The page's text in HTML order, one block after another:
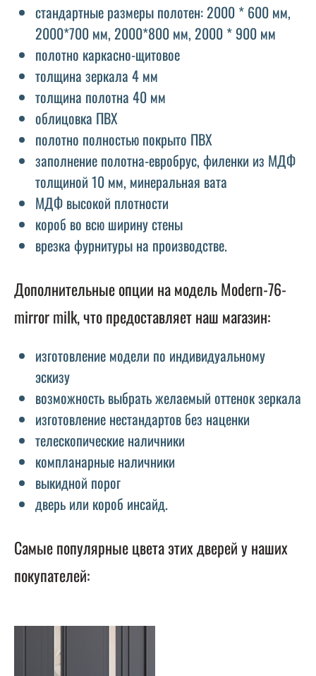
стандартные размеры полотен: 2000 * 600 мм,
2000*700 мм, 2000*800 мм, 2000 * 900 мм
полотно каркасно-щитовое
толщина зеркала 4 мм
толщина полотна 40 мм
облицовка ПВХ
полотно полностью покрыто ПВХ
заполнение полотна-евробрус, филенки из МДФ
толщиной 10 мм, минеральная вата
МДФ высокой плотности
короб во всю ширину стены
врезка фурнитуры на производстве.
Дополнительные опции на модель Modern-76-
mirror milk, что предоставляет наш магазин:
изготовление модели по индивидуальному
эскизу
возможность выбрать желаемый оттенок зеркала
изготовление нестандартов без наценки
телескопические наличники
компланарные наличники
выкидной порог
дверь или короб инсайд.
Самые популярные цвета этих дверей у наших
покупателей: